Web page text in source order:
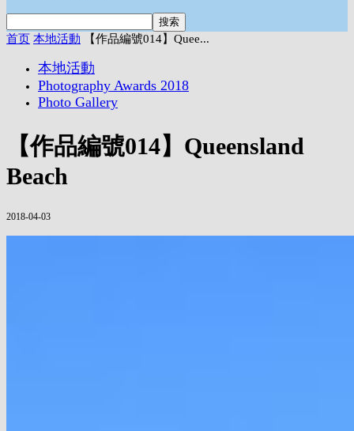
首页 本地活動 【作品編號014】Quee...
本地活動
Photography Awards 2018
Photo Gallery
【作品編號014】Queensland
Beach
2018-04-03